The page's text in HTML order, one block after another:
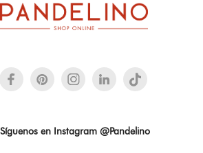
Síguenos en Instagram @Pandelino